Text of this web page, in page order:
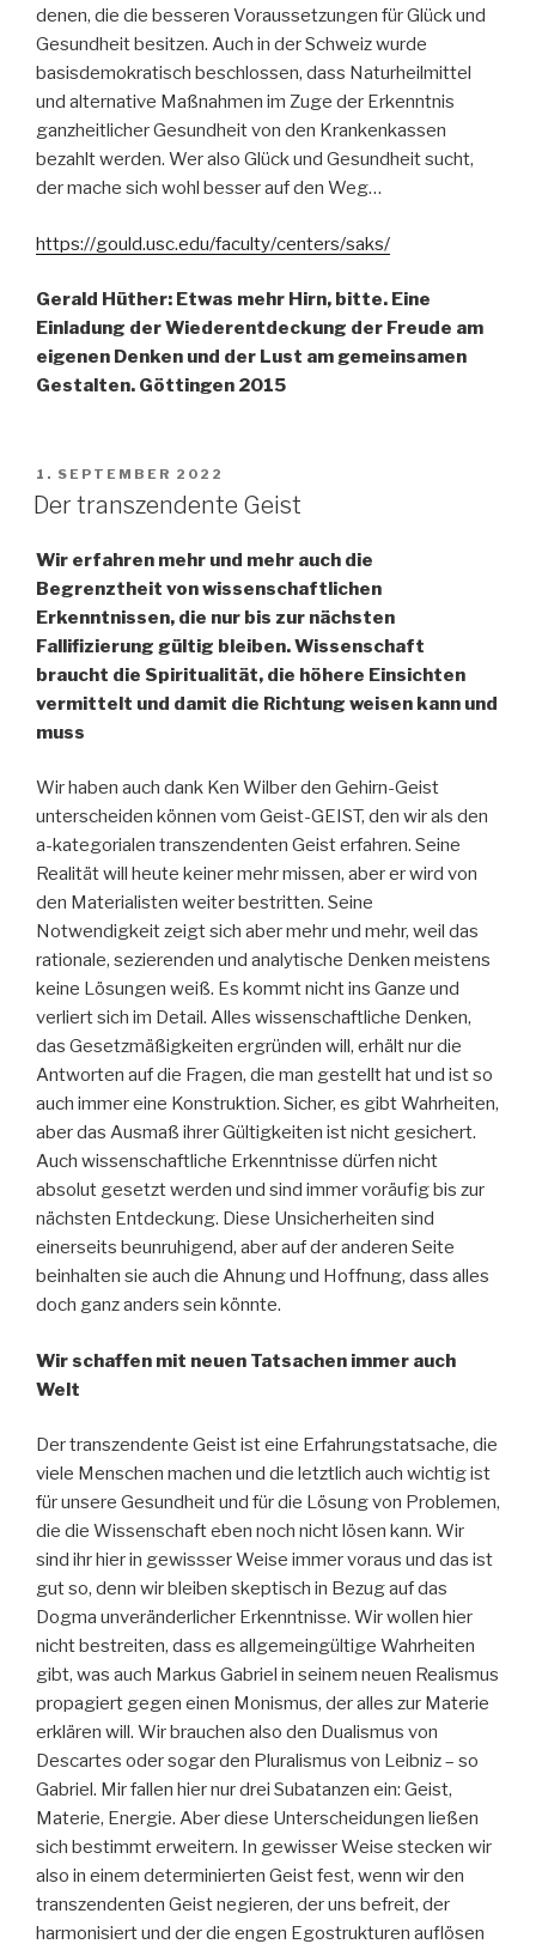
denen, die die besseren Voraussetzungen für Glück und
Gesundheit besitzen. Auch in der Schweiz wurde
basisdemokratisch beschlossen, dass Naturheilmittel
und alternative Maßnahmen im Zuge der Erkenntnis
ganzheitlicher Gesundheit von den Krankenkassen
bezahlt werden. Wer also Glück und Gesundheit sucht,
der mache sich wohl besser auf den Weg…
https://gould.usc.edu/faculty/centers/saks/
Gerald Hüther: Etwas mehr Hirn, bitte. Eine
Einladung der Wiederentdeckung der Freude am
eigenen Denken und der Lust am gemeinsamen
Gestalten. Göttingen 2015
VERÖFFENTLICHT
AM
1. SEPTEMBER 2022
Der transzendente Geist
Wir erfahren mehr und mehr auch die
Begrenztheit von wissenschaftlichen
Erkenntnissen, die nur bis zur nächsten
Fallifizierung gültig bleiben. Wissenschaft
braucht die Spiritualität, die höhere Einsichten
vermittelt und damit die Richtung weisen kann und
muss
Wir haben auch dank Ken Wilber den Gehirn-Geist
unterscheiden können vom Geist-GEIST, den wir als den
a-kategorialen transzendenten Geist erfahren. Seine
Realität will heute keiner mehr missen, aber er wird von
den Materialisten weiter bestritten. Seine
Notwendigkeit zeigt sich aber mehr und mehr, weil das
rationale, sezierenden und analytische Denken meistens
keine Lösungen weiß. Es kommt nicht ins Ganze und
verliert sich im Detail. Alles wissenschaftliche Denken,
das Gesetzmäßigkeiten ergründen will, erhält nur die
Antworten auf die Fragen, die man gestellt hat und ist so
auch immer eine Konstruktion. Sicher, es gibt Wahrheiten,
aber das Ausmaß ihrer Gültigkeiten ist nicht gesichert.
Auch wissenschaftliche Erkenntnisse dürfen nicht
absolut gesetzt werden und sind immer voräufig bis zur
nächsten Entdeckung. Diese Unsicherheiten sind
einerseits beunruhigend, aber auf der anderen Seite
beinhalten sie auch die Ahnung und Hoffnung, dass alles
doch ganz anders sein könnte.
Wir schaffen mit neuen Tatsachen immer auch
Welt
Der transzendente Geist ist eine Erfahrungstatsache, die
viele Menschen machen und die letztlich auch wichtig ist
für unsere Gesundheit und für die Lösung von Problemen,
die die Wissenschaft eben noch nicht lösen kann. Wir
sind ihr hier in gewissser Weise immer voraus und das ist
gut so, denn wir bleiben skeptisch in Bezug auf das
Dogma unveränderlicher Erkenntnisse. Wir wollen hier
nicht bestreiten, dass es allgemeingültige Wahrheiten
gibt, was auch Markus Gabriel in seinem neuen Realismus
propagiert gegen einen Monismus, der alles zur Materie
erklären will. Wir brauchen also den Dualismus von
Descartes oder sogar den Pluralismus von Leibniz – so
Gabriel. Mir fallen hier nur drei Subatanzen ein: Geist,
Materie, Energie. Aber diese Unterscheidungen ließen
sich bestimmt erweitern. In gewisser Weise stecken wir
also in einem determinierten Geist fest, wenn wir den
transzendenten Geist negieren, der uns befreit, der
harmonisiert und der die engen Egostrukturen auflösen